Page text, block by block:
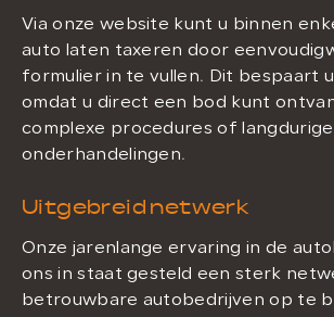
Via onze website kunt u binnen
auto laten taxeren door
formulier in te vullen. Dit bespaart
omdat u direct een bod kunt
complexe procedures of langdurige
onderhandelingen.
Uitgebreid netwerk
Onze jarenlange ervaring in de
ons in staat gesteld een sterk
betrouwbare autobedrijven op te